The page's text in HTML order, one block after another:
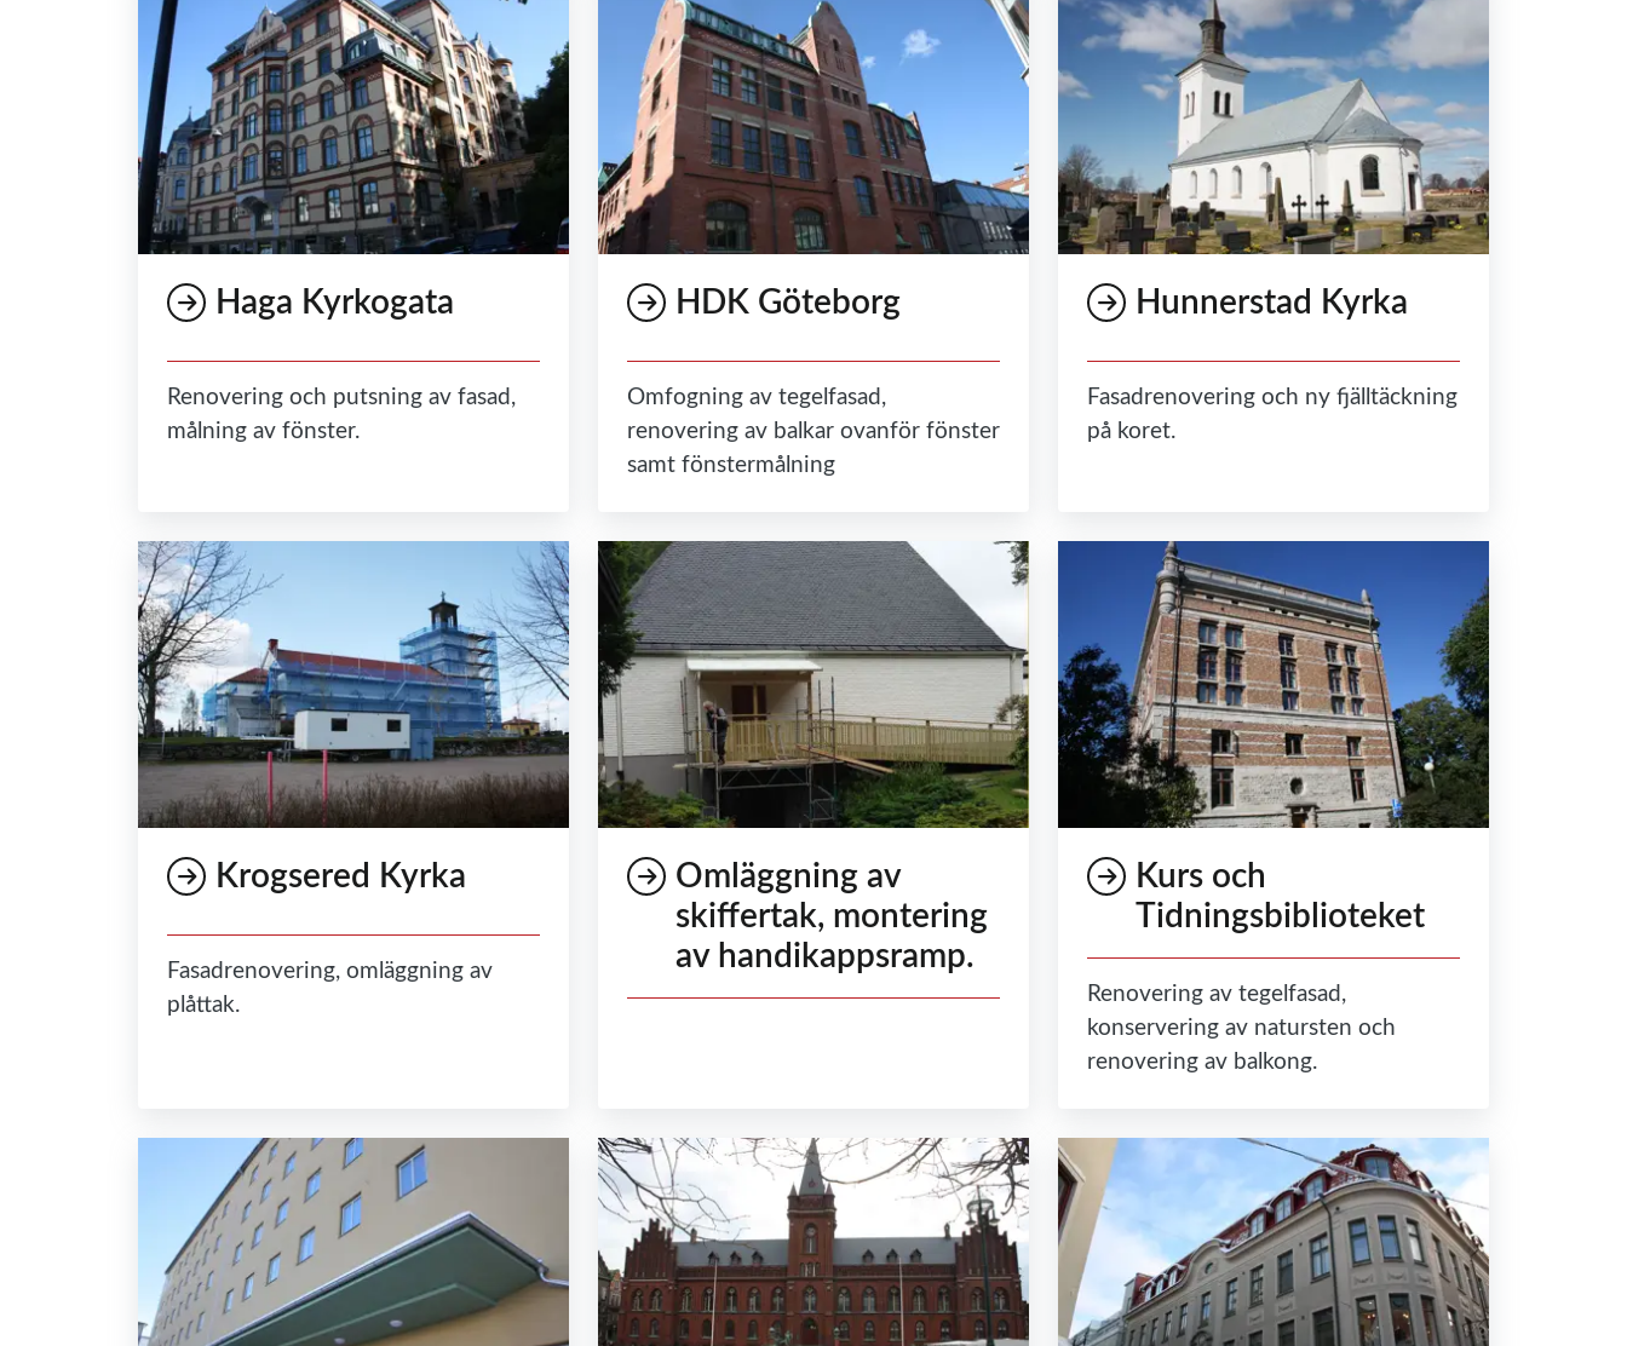
Haga Kyrkogata
Renovering och putsning av fasad,
målning av fönster.
HDK Göteborg
Omfogning av tegelfasad,
renovering av balkar ovanför fönster
samt fönstermålning
Hunnerstad Kyrka
Fasadrenovering och ny fjälltäckning
på koret.
Krogsered Kyrka
Fasadrenovering, omläggning av
plåttak.
Omläggning av
skiffertak, montering
av handikappsramp.
Kurs och
Tidningsbiblioteket
Renovering av tegelfasad,
konservering av natursten och
renovering av balkong.